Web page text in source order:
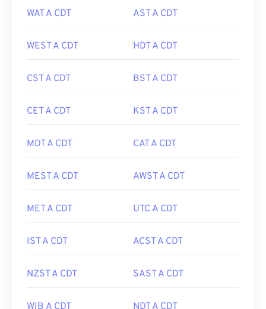
WAT A CDT AST A CDT
WEST A CDT HDT A CDT
CST A CDT BST A CDT
CET A CDT KST A CDT
MDT A CDT CAT A CDT
MEST A CDT AWST A CDT
MET A CDT UTC A CDT
IST A CDT ACST A CDT
NZST A CDT SAST A CDT
WIB A CDT NDT A CDT